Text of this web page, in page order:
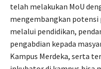
telah melakukan MoU
mengembangkan potensi
melalui pendidikan,
pengabdian kepada
Kampus Merdeka, serta